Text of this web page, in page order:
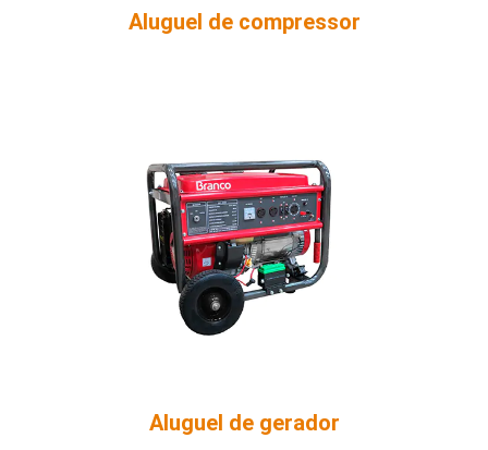
Aluguel de compressor
Aluguel de gerador